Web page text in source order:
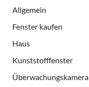
Allgemein
Fenster kaufen
Haus
Kunststofffenster
Überwachungskamera